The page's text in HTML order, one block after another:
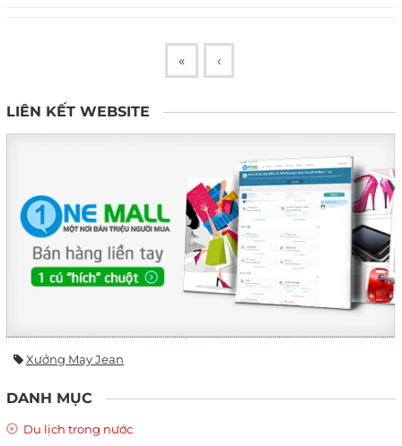
« ‹
LIÊN KẾT WEBSITE
Xưởng May Jean
DANH MỤC
Du lịch trong nước